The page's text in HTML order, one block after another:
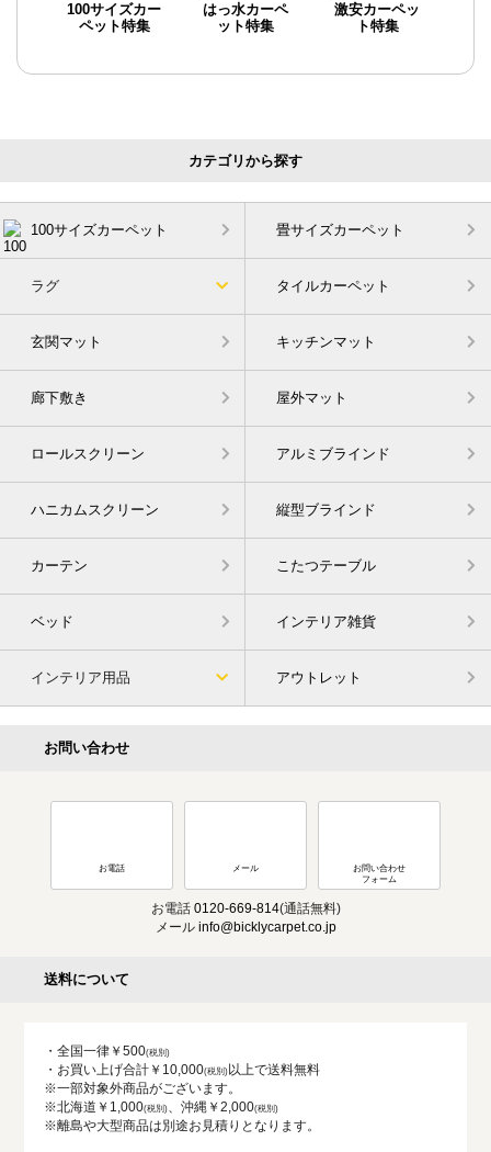
100サイズカー
ペット特集
はっ水カーペ
ット特集
激安カーペッ
ト特集
カテゴリから探す
100サイズカーペット 畳サイズカーペット
ラグ タイルカーペット
玄関マット キッチンマット
廊下敷き 屋外マット
ロールスクリーン アルミブラインド
ハニカムスクリーン 縦型ブラインド
カーテン こたつテーブル
ベッド インテリア雑貨
インテリア用品 アウトレット
お問い合わせ
お電話 メール
お問い合わせ
フォーム
お電話 0120-669-814(通話無料)
メール info@bicklycarpet.co.jp
送料について
・全国一律￥500
・お買い上げ合計￥10,000
以上で送料無料
※一部対象外商品がございます。
※北海道￥1,000
、沖縄￥2,000
※離島や大型商品は別途お見積りとなります。